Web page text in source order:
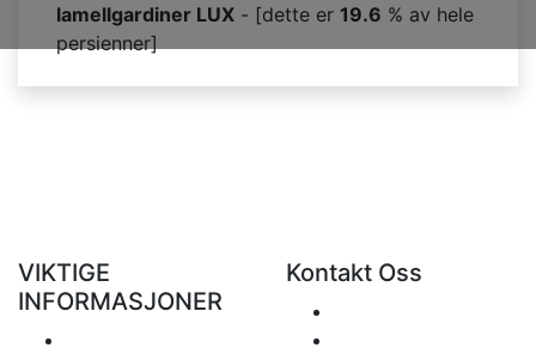
lamellgardiner LUX - [dette er 19.6 % av hele
persienner]
VIKTIGE
INFORMASJONER
Kontakt Oss